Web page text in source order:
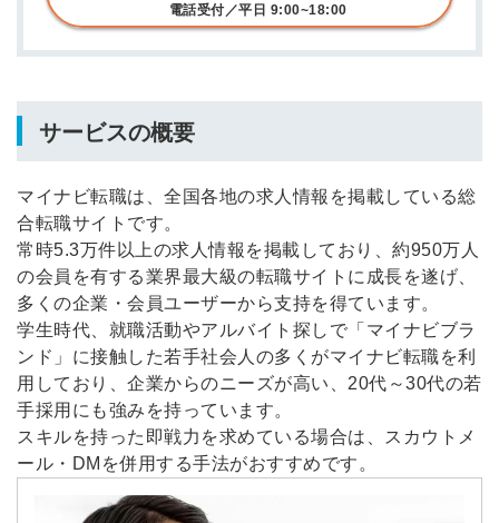
電話受付／平日 9:00~18:00
サービスの概要
マイナビ転職は、全国各地の求人情報を掲載している総
合転職サイトです。
常時5.3万件以上の求人情報を掲載しており、約950万人
の会員を有する業界最大級の転職サイトに成長を遂げ、
多くの企業・会員ユーザーから支持を得ています。
学生時代、就職活動やアルバイト探しで「マイナビブラ
ンド」に接触した若手社会人の多くがマイナビ転職を利
用しており、企業からのニーズが高い、20代～30代の若
手採用にも強みを持っています。
スキルを持った即戦力を求めている場合は、スカウトメ
ール・DMを併用する手法がおすすめです。